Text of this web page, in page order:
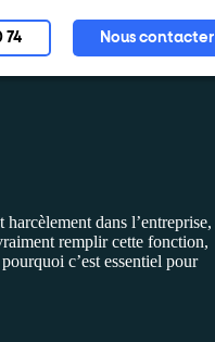
74 Nous contacter
dans l’entreprise,
remplir cette fonction,
c’est essentiel pour